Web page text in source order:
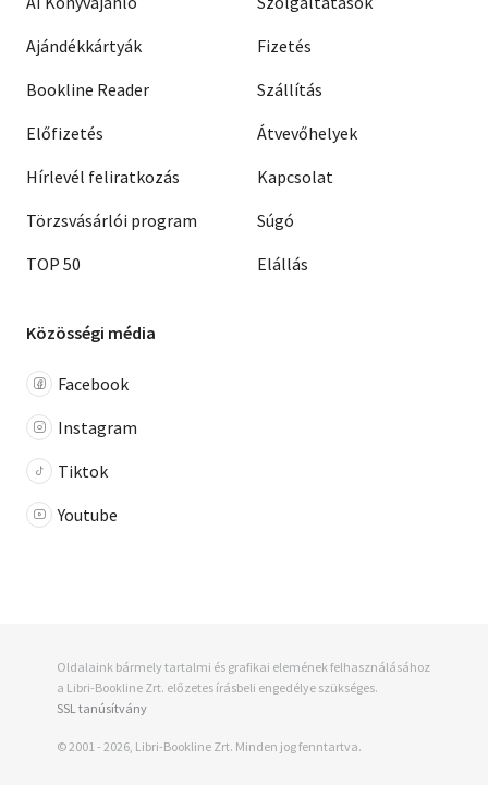
Ajándékkártyák
Bookline Reader
Előfizetés
Hírlevél feliratkozás
Törzsvásárlói program
TOP 50
Fizetés
Szállítás
Átvevőhelyek
Kapcsolat
Súgó
Elállás
Közösségi média
Facebook
Instagram
Tiktok
Youtube
Oldalaink bármely tartalmi és grafikai elemének felhasználásához
a Libri-Bookline Zrt. előzetes írásbeli engedélye szükséges.
SSL tanúsítvány
© 2001 - 2026, Libri-Bookline Zrt. Minden jog fenntartva.